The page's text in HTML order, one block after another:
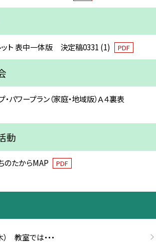
ット 表中一体版 決定稿0331 (1) PDF
・パワープラン（家庭・地域版）Ａ４裏表
動
のたからMAP PDF
教室では・・・